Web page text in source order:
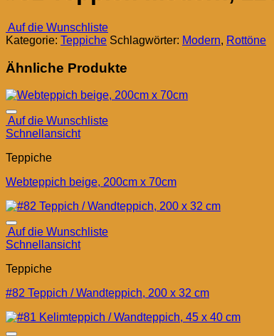
Auf die Wunschliste
Kategorie: Teppiche Schlagwörter: Modern, Rottöne
Ähnliche Produkte
Auf die Wunschliste
Schnellansicht
Teppiche
Webteppich beige, 200cm x 70cm
Auf die Wunschliste
Schnellansicht
Teppiche
#82 Teppich / Wandteppich, 200 x 32 cm